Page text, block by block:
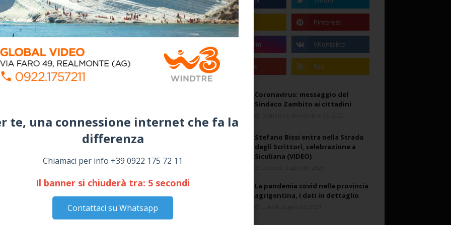
te, una connessione internet che fa la
differenza​
Chiamaci per info +39 0922 175 72 11
Il banner si chiuderà tra: 4 secondi
Contattaci su Whatsapp
Coronavirus: messaggio del
Sindaco Zambito ai cittadini
Stefano Bissi entra nella Strada
degli Scrittori, celebrazione a
Siculiana (VIDEO)
La pandemia covid nella provincia
agrigentina, i dati in dettaglio